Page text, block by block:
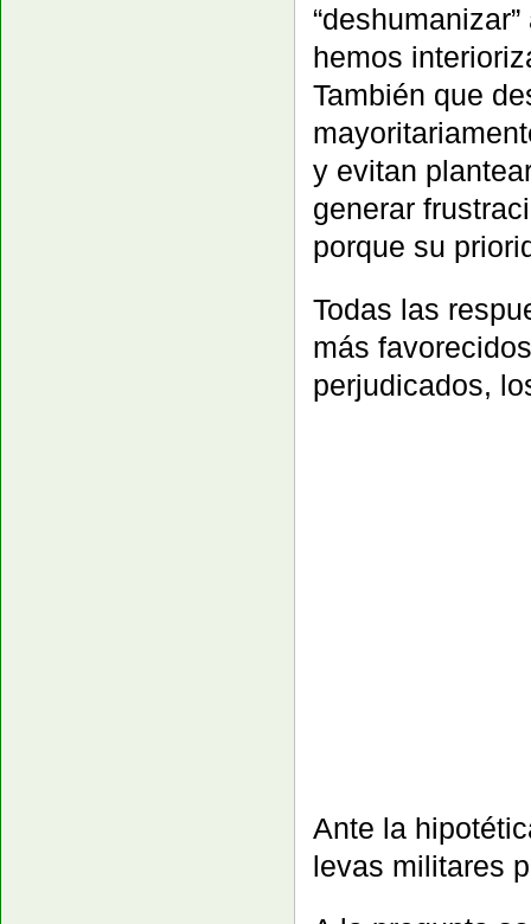
hemos
También que
y evitan
generar
porque su
Todas las
más
perjudicados,
Ante la
levas militares